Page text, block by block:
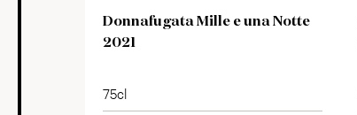
Donnafugata Mille e una Notte
2021
75cl